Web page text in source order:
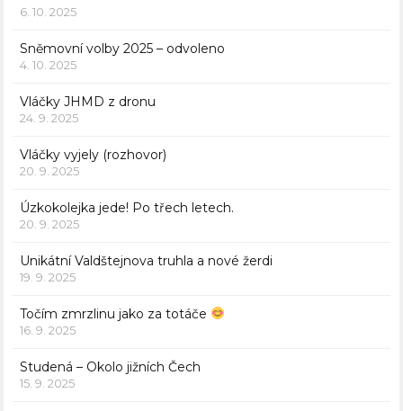
6. 10. 2025
Sněmovní volby 2025 – odvoleno
4. 10. 2025
Vláčky JHMD z dronu
24. 9. 2025
Vláčky vyjely (rozhovor)
20. 9. 2025
Úzkokolejka jede! Po třech letech.
20. 9. 2025
Unikátní Valdštejnova truhla a nové žerdi
19. 9. 2025
Točím zmrzlinu jako za totáče
16. 9. 2025
Studená – Okolo jižních Čech
15. 9. 2025